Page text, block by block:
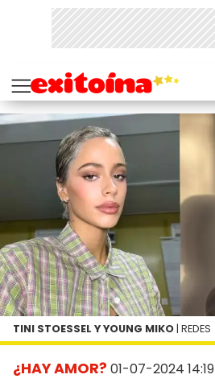
¿HAY AMOR? 01-07-2024 14:19
TINI STOESSEL Y YOUNG MIKO | REDES